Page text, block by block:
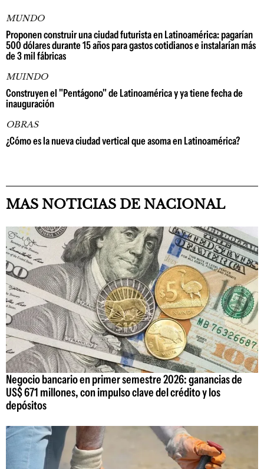
MUNDO
Proponen construir una ciudad futurista en Latinoamérica: pagarían
500 dólares durante 15 años para gastos cotidianos e instalarían más
de 3 mil fábricas
MUINDO
Construyen el "Pentágono" de Latinoamérica y ya tiene fecha de
inauguración
OBRAS
¿Cómo es la nueva ciudad vertical que asoma en Latinoamérica?
MAS NOTICIAS DE NACIONAL
Negocio bancario en primer semestre 2026: ganancias de
US$ 671 millones, con impulso clave del crédito y los
depósitos